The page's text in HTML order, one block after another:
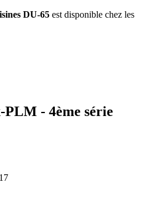
DU-65 est disponible chez les
PLM - 4ème série